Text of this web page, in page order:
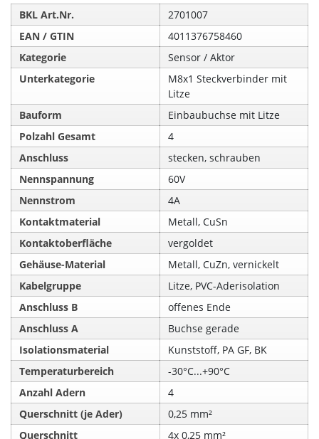
BKL Art.Nr.
2701007
EAN / GTIN
4011376758460
Kategorie
Sensor / Aktor
Unterkategorie
M8x1 Steckverbinder mit
Litze
Bauform
Einbaubuchse mit Litze
Polzahl Gesamt
4
Anschluss
stecken, schrauben
Nennspannung
60V
Nennstrom
4A
Kontaktmaterial
Metall, CuSn
Kontaktoberfläche
vergoldet
Gehäuse-Material
Metall, CuZn, vernickelt
Kabelgruppe
Litze, PVC-Aderisolation
Anschluss B
offenes Ende
Anschluss A
Buchse gerade
Isolationsmaterial
Kunststoff, PA GF, BK
Temperaturbereich
-30°C...+90°C
Anzahl Adern
4
Querschnitt (je Ader)
0,25 mm²
Querschnitt
4x 0,25 mm²